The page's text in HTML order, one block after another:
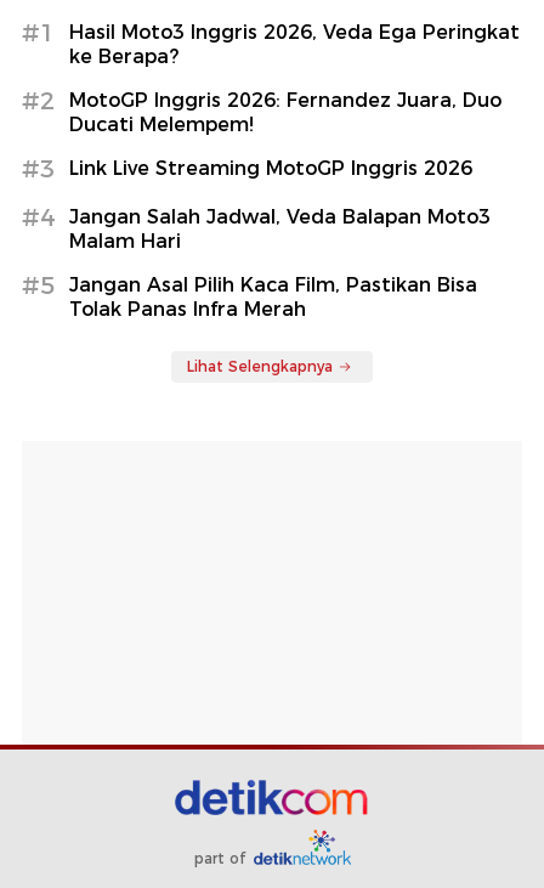
#1
Hasil Moto3 Inggris 2026, Veda Ega Peringkat
ke Berapa?
#2
MotoGP Inggris 2026: Fernandez Juara, Duo
Ducati Melempem!
#3 Link Live Streaming MotoGP Inggris 2026
#4
Jangan Salah Jadwal, Veda Balapan Moto3
Malam Hari
#5
Jangan Asal Pilih Kaca Film, Pastikan Bisa
Tolak Panas Infra Merah
Lihat Selengkapnya
part of